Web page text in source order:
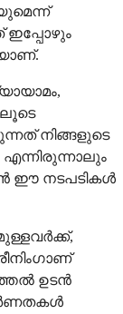
ഇപ്പോഴും
നിങ്ങളുടെ
ഈ നടപടികൾ
ഉടൻ